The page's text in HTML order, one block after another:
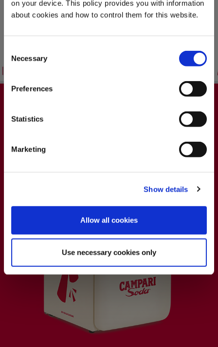
on your device. This policy provides you with information
about cookies and how to control them for this website.
Selection
Necessary
Preferences
Statistics
Marketing
Show details
Allow all cookies
Use necessary cookies only
HAI L'ETÀ LEGALE
Visitando questo sito accetto l'Informativa sulla
PrivacyeTermini e Condizioni